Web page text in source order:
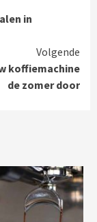
in
Volgende
koffiemachine
de zomer door